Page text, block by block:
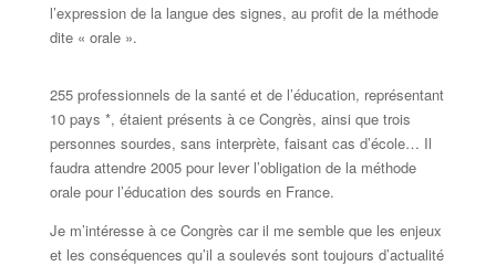
l’expression de la langue des signes, au profit de la méthode
dite « orale ».
255 professionnels de la santé et de l’éducation, représentant
10 pays *, étaient présents à ce Congrès, ainsi que trois
personnes sourdes, sans interprète, faisant cas d’école… Il
faudra attendre 2005 pour lever l’obligation de la méthode
orale pour l’éducation des sourds en France.
Je m’intéresse à ce Congrès car il me semble que les enjeux
et les conséquences qu’il a soulevés sont toujours d’actualité